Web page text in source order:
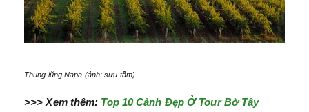
Thung lũng Napa (ảnh: sưu tầm)
>>> Xem thêm: Top 10 Cảnh Đẹp Ở Tour Bờ Tây